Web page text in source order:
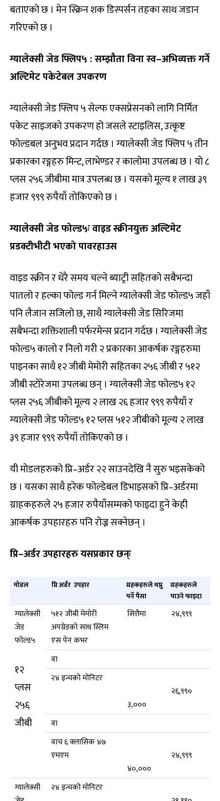
बताएको छ । मेन स्क्रिन शक डिस्पर्सन तहका साथ जडान
गरिएको छ ।
ग्यालेक्सी जेड फ्लिप५ : सम्झौता विना स्व–अभिव्यक्त गर्ने
अल्टिमेट पकेटेबल उपकरण
ग्यालेक्सी जेड फ्लिप ५ सेल्फ एक्सप्रेसनको लागि निर्मित
पकेट साइजको उपकरण हो जसले स्टाइलिस, उत्कृष्ट
फोल्डबल अनुभव प्रदान गर्दछ । ग्यालेक्सी जेड फ्लिप ५ तीन
प्रकारका रङ्गहरु मिन्ट, लाभेण्डर र कालोमा उपलब्ध छ । यो ८
प्लस २५६ जीबीमा मात्र उपलब्ध छ । यसको मूल्य १ लाख ३९
हजार ९९९ रुपैयाँ तोकिएको छ ।
ग्यालेक्सी जेड फोल्ड५ः वाइड स्क्रीनयुक्त अल्टिमेट
प्रडक्टीभीटी भएको पावरहाउस
वाइड स्क्रीन र धेरै समय चल्ने ब्याट्री सहितको सबैभन्दा
पातलो र हल्का फोल्ड गर्न मिल्ने ग्यालेक्सी जेड फोल्ड५ जहाँ
पनि लैजान सजिलो छ, साथै ग्यालेक्सी जेड सिरिजमा
सबैभन्दा शक्तिशाली पर्फरमेन्स प्रदान गर्दछ । ग्यालेक्सी जेड
फोल्ड५ कालो र निलो गरी २ प्रकारका आकर्षक रङ्गहरुमा
पाइनका साथै १२ जीबी मेमोरी सहितका २५६ जीबी र ५१२
जीबी स्टोरेजमा उपलब्ध छन् । ग्यालेक्सी जेड फोल्ड५ १२
प्लस २५६ जीबीको मूल्य २ लाख २६ हजार ९९९ रुपैयाँ र
ग्यालेक्सी जेड फोल्ड५ १२ प्लस ५१२ जीबीको मूल्य २ लाख
३९ हजार ९९९ रुपैयाँ तोकिएको छ ।
यी मोडलहरुको प्रि–अर्डर २२ साउनदेखि नै सुरु भइसकेको
छ । यसका साथै हरेक फोल्डेबल डिभाइसको प्रि–अर्डरमा
ग्राहकहरुले २५ हजार रुपैयाँसम्मको फाइदा हुने केही
आकर्षक उपहारहरु पनि रोज्न सक्नेछन् ।
प्रि–अर्डर उपहारहरु यसप्रकार छन्ः
मोडल प्रि अर्डर उपहार
ग्रहकहरुले थप्नु
पर्ने पैसा
ग्रहकहरुले
पाउने फाइदा
ग्यालेक्सी
जेड
फोल्ड५
१२
प्लस
२५६
जीबी
५१२ जीबी मेमोरी
अपग्रेडको साथ स्लिम
एस पेन कभर
सित्तैमा २४,९९९
वा
२४ इन्चको मोनिटर
३,०००
२६,९९०
वा
वाच ६ क्लासिक ४७
एमएम
४०,०००
२४,९९९
ग्यालेक्सी
२४ इन्चको मोनिटर